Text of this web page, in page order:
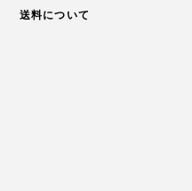
送料について